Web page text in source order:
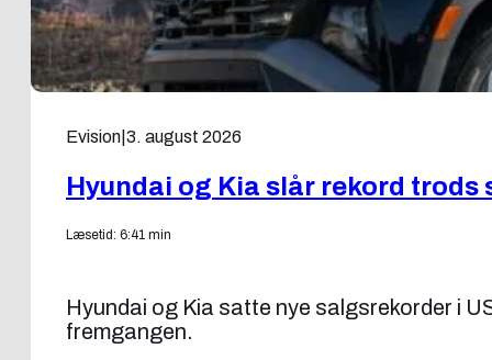
Evision 3. august 2026
Hyundai og Kia slår rekord trods
Læsetid: 6:41 min
Hyundai og Kia satte nye salgsrekorder i
fremgangen.